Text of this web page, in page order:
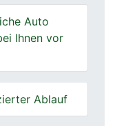
Auto
Ihnen vor
Ablauf